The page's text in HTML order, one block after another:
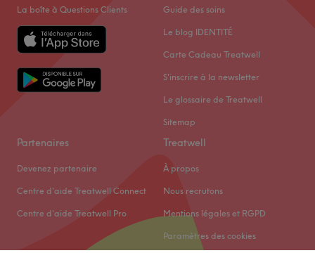
La boîte à Questions Clients Guide des soins
Le blog IDENTITÉ
Carte Cadeau Treatwell
S'inscrire à la newsletter
Le glossaire de Treatwell
Sitemap
Partenaires
Devenez partenaire
Centre d'aide Treatwell Connect
Centre d'aide Treatwell Pro
Treatwell
À propos
Nous recrutons
Mentions légales et RGPD
Paramètres des cookies